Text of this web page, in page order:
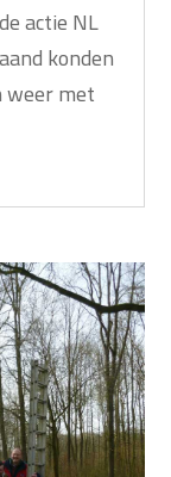
actie NL
konden
weer met